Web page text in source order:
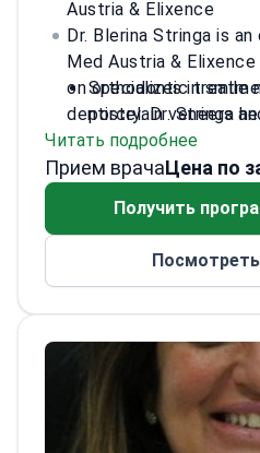
Austria & Elixence
Dr. Blerina Stringa is
Med Austria &
on orthodontic
dentistry. Dr. Stringa
dental anxiety during
She works at an ISO-
annually.
Specializes in smile
porcelain veneers
Performs
treatments and
functional dental
leading Swiss
Читать подробнее
Прием врачаЦена по
Получить